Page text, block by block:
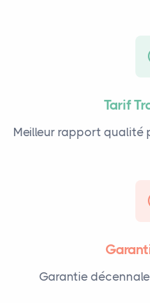
Tarif
Meilleur rapport qualité
Garantie